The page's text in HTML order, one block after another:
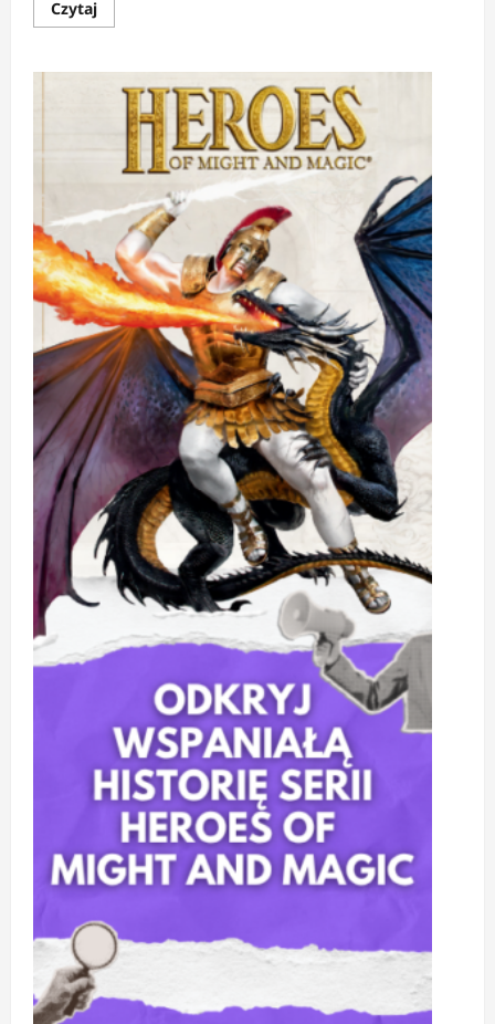
CzytajDowiedz
się
Jeszcze
grałem,
ale…
najpiękniejsza
śmierć
2025?